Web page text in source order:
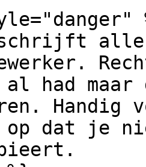
alle
al had
Handig
op dat je